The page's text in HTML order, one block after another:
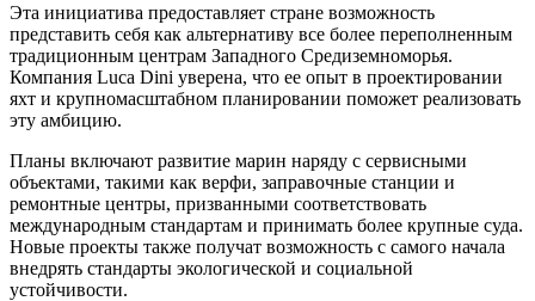
Эта инициатива предоставляет стране возможность
представить себя как альтернативу все более переполненным
традиционным центрам Западного Средиземноморья.
Компания Luca Dini уверена, что ее опыт в проектировании
яхт и крупномасштабном планировании поможет реализовать
эту амбицию.
Планы включают развитие марин наряду с сервисными
объектами, такими как верфи, заправочные станции и
ремонтные центры, призванными соответствовать
международным стандартам и принимать более крупные суда.
Новые проекты также получат возможность с самого начала
внедрять стандарты экологической и социальной
устойчивости.